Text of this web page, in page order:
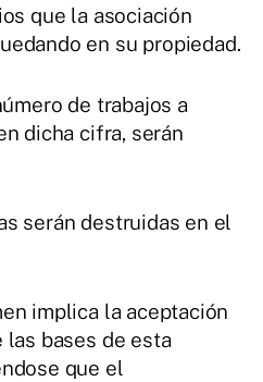
que la asociación
en su propiedad.
de trabajos a
dicha cifra, serán
serán destruidas en el
implica la aceptación
las bases de esta
que el